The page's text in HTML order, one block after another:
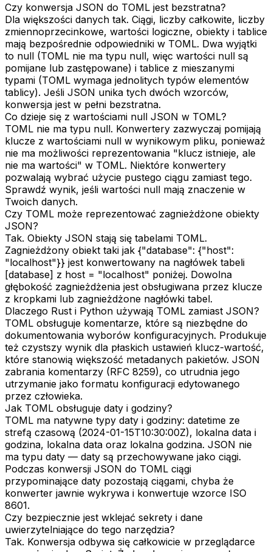
Czy konwersja JSON do TOML jest bezstratna?
Dla większości danych tak. Ciągi, liczby całkowite, liczby
zmiennoprzecinkowe, wartości logiczne, obiekty i tablice
mają bezpośrednie odpowiedniki w TOML. Dwa wyjątki
to null (TOML nie ma typu null, więc wartości null są
pomijane lub zastępowane) i tablice z mieszanymi
typami (TOML wymaga jednolitych typów elementów
tablicy). Jeśli JSON unika tych dwóch wzorców,
konwersja jest w pełni bezstratna.
Co dzieje się z wartościami null JSON w TOML?
TOML nie ma typu null. Konwertery zazwyczaj pomijają
klucze z wartościami null w wynikowym pliku, ponieważ
nie ma możliwości reprezentowania "klucz istnieje, ale
nie ma wartości" w TOML. Niektóre konwertery
pozwalają wybrać użycie pustego ciągu zamiast tego.
Sprawdź wynik, jeśli wartości null mają znaczenie w
Twoich danych.
Czy TOML może reprezentować zagnieżdżone obiekty
JSON?
Tak. Obiekty JSON stają się tabelami TOML.
Zagnieżdżony obiekt taki jak {"database": {"host":
"localhost"}} jest konwertowany na nagłówek tabeli
[database] z host = "localhost" poniżej. Dowolna
głębokość zagnieżdżenia jest obsługiwana przez klucze
z kropkami lub zagnieżdżone nagłówki tabel.
Dlaczego Rust i Python używają TOML zamiast JSON?
TOML obsługuje komentarze, które są niezbędne do
dokumentowania wyborów konfiguracyjnych. Produkuje
też czystszy wynik dla płaskich ustawień klucz-wartość,
które stanowią większość metadanych pakietów. JSON
zabrania komentarzy (RFC 8259), co utrudnia jego
utrzymanie jako formatu konfiguracji edytowanego
przez człowieka.
Jak TOML obsługuje daty i godziny?
TOML ma natywne typy daty i godziny: datetime ze
strefą czasową (2024-01-15T10:30:00Z), lokalna data i
godzina, lokalna data oraz lokalna godzina. JSON nie
ma typu daty — daty są przechowywane jako ciągi.
Podczas konwersji JSON do TOML ciągi
przypominające daty pozostają ciągami, chyba że
konwerter jawnie wykrywa i konwertuje wzorce ISO
8601.
Czy bezpiecznie jest wklejać sekrety i dane
uwierzytelniające do tego narzędzia?
Tak. Konwersja odbywa się całkowicie w przeglądarce